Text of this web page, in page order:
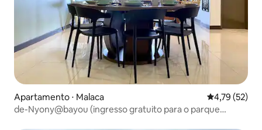
Apartamento ⋅ Malaca 4,79 de uma
4,79 (52)
de-Nyony@bayou (ingresso gratuito para o parque